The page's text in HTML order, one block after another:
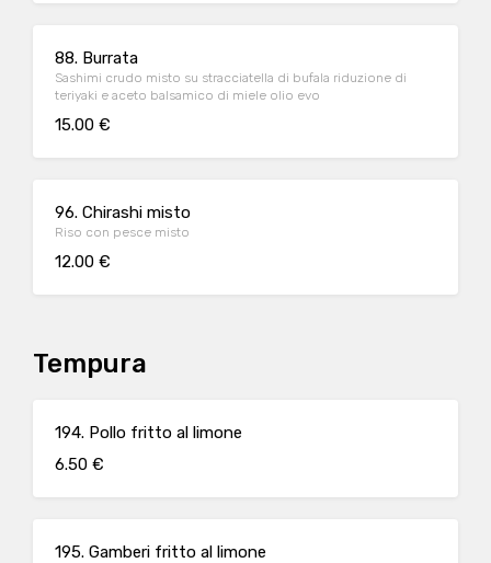
88. Burrata
Sashimi crudo misto su stracciatella di bufala riduzione di
teriyaki e aceto balsamico di miele olio evo
15.00 €
96. Chirashi misto
Riso con pesce misto
12.00 €
Tempura
194. Pollo fritto al limone
6.50 €
195. Gamberi fritto al limone